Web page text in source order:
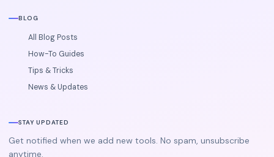
BLOG
All Blog Posts
How-To Guides
Tips & Tricks
News & Updates
STAY UPDATED
Get notified when we add new tools. No spam, unsubscribe
anytime.